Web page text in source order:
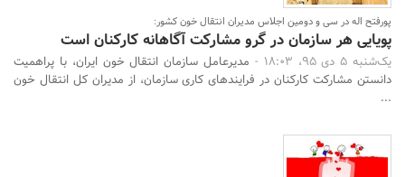
پورفتح اله در سی و دومین اجلاس مدیران انتقال خون کشور:
پویایی هر سازمان در گرو مشارکت آگاهانه کارکنان است
یک‌شنبه 5 دی 95، 18:03 -
مدیرعامل سازمان انتقال خون ایران، با پراهمیت
دانستن مشارکت کارکنان در فرایندهای کاری سازمان، از مدیران کل انتقال خون
...